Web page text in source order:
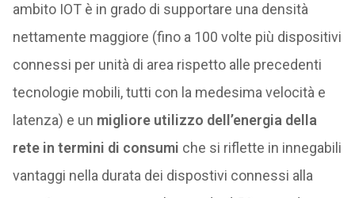
ambito IOT è in grado di supportare una densità
nettamente maggiore (fino a 100 volte più dispositivi
connessi per unità di area rispetto alle precedenti
tecnologie mobili, tutti con la medesima velocità e
latenza) e un migliore utilizzo dell’energia della
rete in termini di consumi che si riflette in innegabili
vantaggi nella durata dei dispostivi connessi alla